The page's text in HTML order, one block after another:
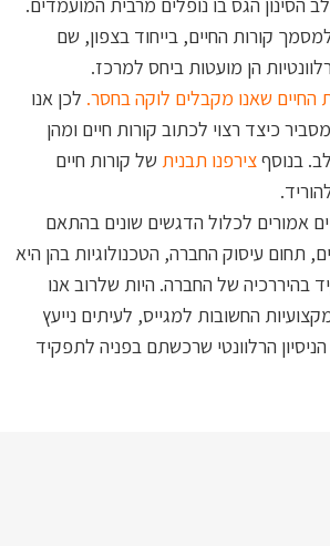
הסינון הגס בו נופלים מרבית המועמדים.
קורות החיים, בייחוד בצפון, שם
הן מועטות ביחס למרכז.
החיים שאנו מקבלים לוקה בחסר. לכן אנו
כיצד רצוי לכתוב קורות חיים ומהן
בנוסףצירפנו תבנית של קורות חיים
אמורים לכלול הדגשים שונים בהתאם
תחום עיסוק החברה, הטכנולוגיות בהן היא
בהיררכיה של החברה. היות שלרוב אנו
החשובות למגייס, לעיתים נייעץ
הרלוונטי שרכשתם בפניה לתפקיד